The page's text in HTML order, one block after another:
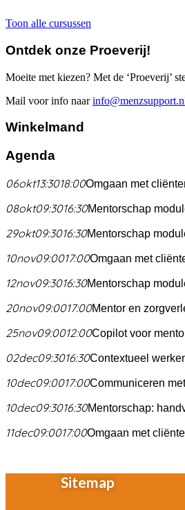
Toon alle cursussen
Ontdek onze Proeverij!
Moeite met kiezen? Met de ‘Proeverij’
Mail voor info naar
Winkelmand
Agenda
06okt13:3018:00Omgaan met
08okt09:3016:30Mentorschap
29okt09:3016:30Mentorschap
10nov09:0017:00Omgaan met
12nov09:3016:30Mentorschap
20nov09:0017:00Mentor en
25nov09:0012:00Copilot voor
02dec09:3016:30Contextueel
10dec09:0017:00Communiceren
10dec09:3016:30Mentorschap:
11dec09:0017:00Omgaan met
Sitemap